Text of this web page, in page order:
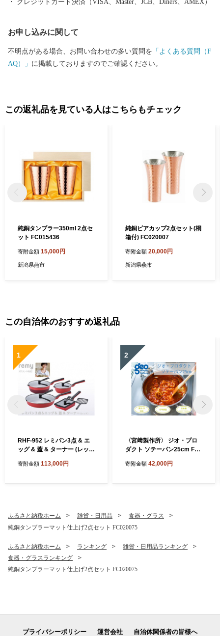
クレジットカード決済（VISA、Master、JCB、Diners、AMEX）
お申し込みに関して
不明点がある場合、お問い合わせの多い質問を 「よくある質問（F
AQ）」 に掲載しておりますのでご確認ください。
この返礼品を見ている人はこちらもチェック
純銅タンブラー350ml 2点セ
ット FC015436
寄附金額 15,000円
新潟県燕市
純銅ビアカップ2点セット(桐
箱付) FC020007
寄附金額 20,000円
新潟県燕市
この自治体のおすすめ返礼品
1
RHF-952 レミパン3点 & エ
ッグ & 蓋 & ターナー (レッ
寄附金額 113,000円
2
〈宮﨑製作所〉 ジオ・プロ
ダクト ソテーパン25cm FC0
対応 鍋 ステンレス 燕三条 燕
寄附金額 42,000円
ふるさと納税ホーム 雑貨・日用品
食器・グラス
純銅タンブラーマット仕上げ2点セット FC020075
ふるさと納税ホーム ランキング
雑貨・日用品ランキング
食器・グラスランキング
純銅タンブラーマット仕上げ2点セット FC020075
プライバシーポリシー 運営会社 自治体関係者の皆様へ